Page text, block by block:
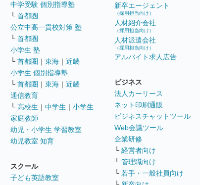
中学受験 個別指導塾
└ 首都圏
公立中高一貫校対策 塾
└ 首都圏
小学生 塾
└ 首都圏 ｜ 東海 ｜ 近畿
小学生 個別指導塾
└ 首都圏 ｜ 東海 ｜ 近畿
通信教育
└ 高校生 ｜ 中学生 ｜ 小学生
家庭教師
幼児・小学生 学習教室
幼児教室 知育
スクール
子ども英語教室
新卒エージェント
（採用担当向け）
人材紹介会社
（採用担当向け）
人材派遣会社
（採用担当向け）
アルバイト求人広告
ビジネス
法人カーリース
ネット印刷通販
ビジネスチャットツール
Web会議ツール
企業研修
└ 経営者向け
└ 管理職向け
└ 若手・一般社員向け